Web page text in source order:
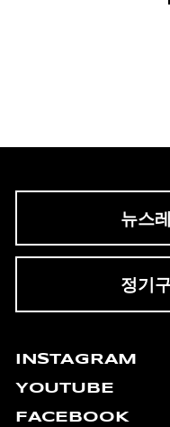
뉴스
정기
INSTAGRAM
YOUTUBE
FACEBOOK